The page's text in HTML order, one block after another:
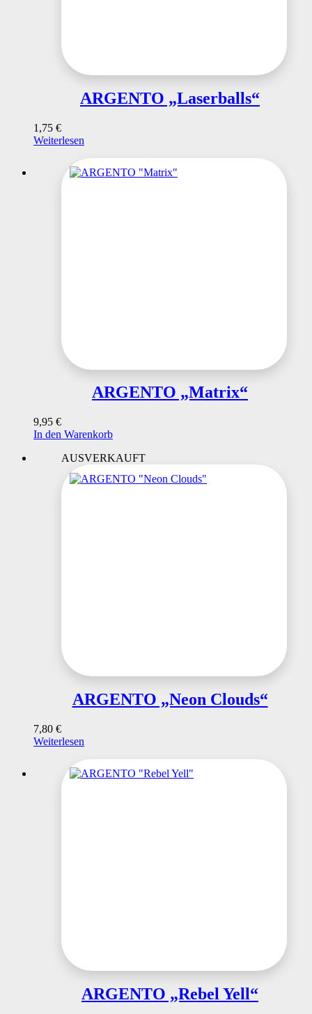
ARGENTO „Laserballs“
1,75 €
Weiterlesen
ARGENTO „Matrix“
9,95 €
In den Warenkorb
AUSVERKAUFT
ARGENTO „Neon Clouds“
7,80 €
Weiterlesen
ARGENTO „Rebel Yell“